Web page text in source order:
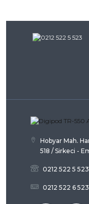
Görüş ve önerileriniz
Ürün resmi
Ürün
Ürün fiyatı diğer
Bu ürüne benzer
Hobyar Mah.
518 / Sirkeci -
0212 522 5
0212 522 6 523